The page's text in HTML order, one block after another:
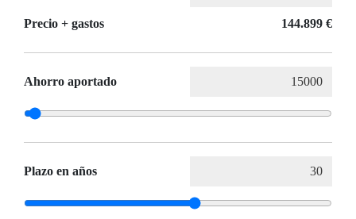
Precio + gastos 144.899 €
Ahorro aportado
Plazo en años